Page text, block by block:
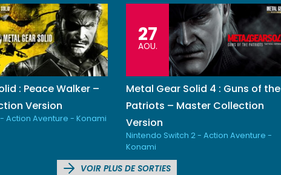
: Peace Walker –
Version
Action Aventure - Konami
27
AOU.
Metal Gear Solid 4 : Guns of the
Patriots – Master Collection
Version
Nintendo Switch 2 - Action Aventure -
Konami
VOIR PLUS DE SORTIES